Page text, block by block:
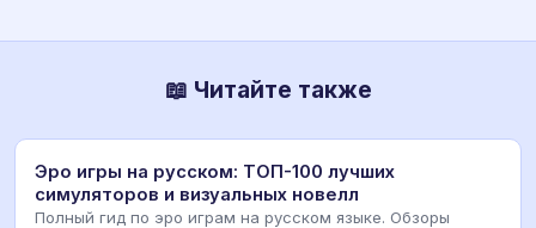
📖 Читайте также
Эро игры на русском: ТОП-100 лучших
симуляторов и визуальных новелл
Полный гид по эро играм на русском языке. Обзоры